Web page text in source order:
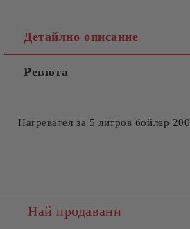
Детайлно описание
Ревюта
Нагревател за 5 литров бойлер
Най продавани